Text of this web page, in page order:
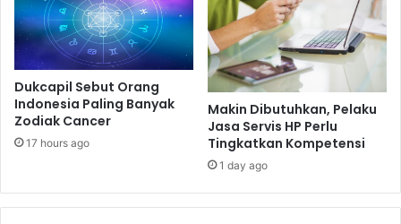
Dukcapil Sebut Orang
Indonesia Paling Banyak
Zodiak Cancer
17 hours ago
Makin Dibutuhkan, Pelaku
Jasa Servis HP Perlu
Tingkatkan Kompetensi
1 day ago